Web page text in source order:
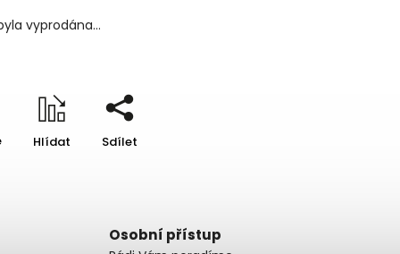
vyprodána…
Hlídat Sdílet
Osobní přístup